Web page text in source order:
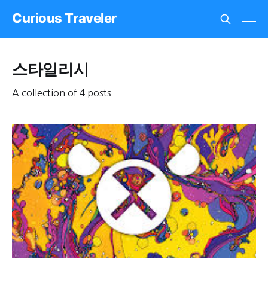
Curious Traveler
스타일리시
A collection of 4 posts